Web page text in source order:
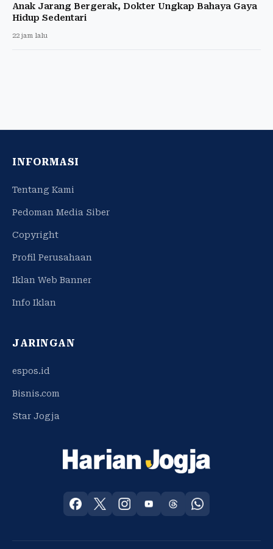
Anak Jarang Bergerak, Dokter Ungkap Bahaya Gaya
Hidup Sedentari
22 jam lalu
INFORMASI
Tentang Kami
Pedoman Media Siber
Copyright
Profil Perusahaan
Iklan Web Banner
Info Iklan
JARINGAN
espos.id
Bisnis.com
Star Jogja